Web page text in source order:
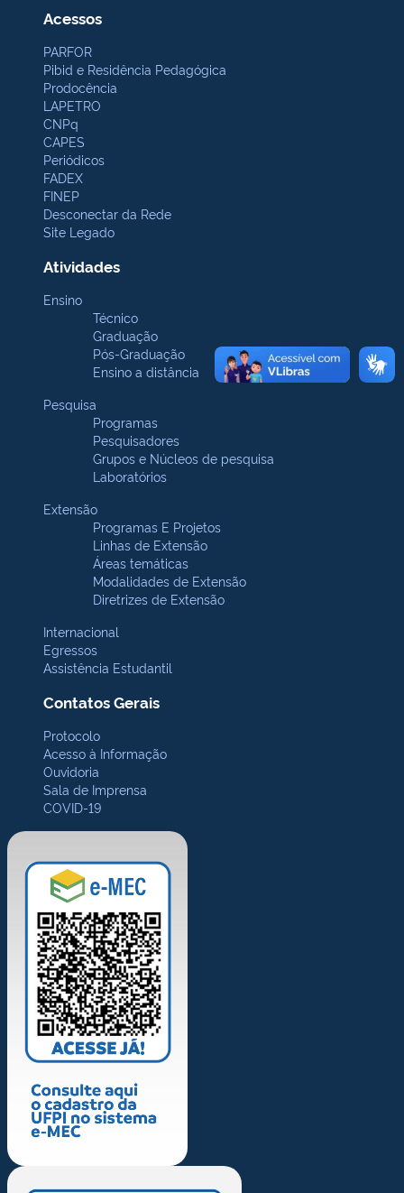
Acessos
PARFOR
Pibid e Residência Pedagógica
Prodocência
LAPETRO
CNPq
CAPES
Periódicos
FADEX
FINEP
Desconectar da Rede
Site Legado
Atividades
Ensino
Técnico
Graduação
Pós-Graduação
Ensino a distância
Pesquisa
Programas
Pesquisadores
Grupos e Núcleos de pesquisa
Laboratórios
Extensão
Programas E Projetos
Linhas de Extensão
Áreas temáticas
Modalidades de Extensão
Diretrizes de Extensão
Internacional
Egressos
Assistência Estudantil
Contatos Gerais
Protocolo
Acesso à Informação
Ouvidoria
Sala de Imprensa
COVID-19